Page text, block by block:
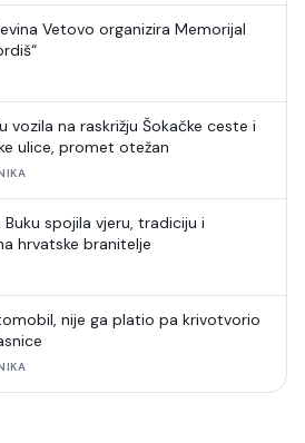
Vetovo organizira Memorijal
vozila na raskrižju Šokačke ceste i
ulice, promet otežan
spojila vjeru, tradiciju i
hrvatske branitelje
nije ga platio pa krivotvorio